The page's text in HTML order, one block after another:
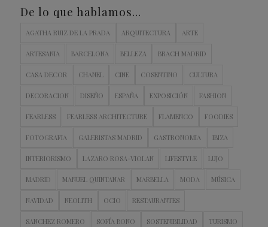
De lo que hablamos…
AGATHA RUIZ DE LA PRADA ARQUITECTURA ARTE
ARTESANIA BARCELONA BELLEZA BRACH MADRID
CASA DECOR CHANEL CINE COSENTINO CULTURA
DECORACION DISEÑO ESPAÑA EXPOSICIÓN FASHION
FEARLESS FEARLESS ARCHITECTURE FLAMENCO FOODIES
FOTOGRAFIA GALERISTAS MADRID GASTRONOMIA IBIZA
INTERIORISMO LAZARO ROSA-VIOLAN LIFESTYLE LUJO
MADRID MANUEL QUINTANAR MARBELLA MODA MÚSICA
NAVIDAD NEOLITH OCIO RESTAURANTES
SANCHEZ ROMERO SOFÍA BONO SOSTENIBILIDAD TURISMO